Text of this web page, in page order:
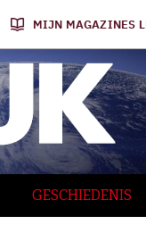
MIJN MAGAZINES
GESCHIEDENIS